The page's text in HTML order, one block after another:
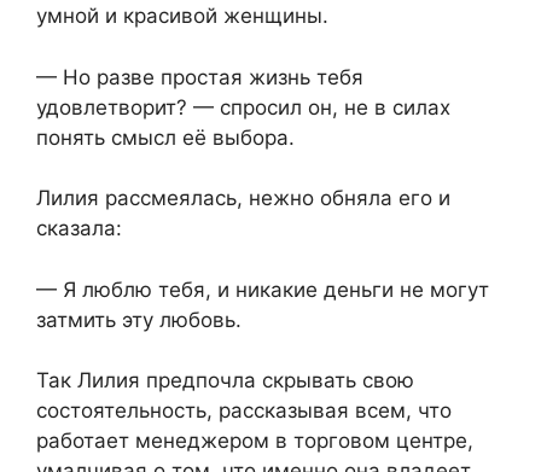
умной и красивой женщины.
— Но разве простая жизнь тебя
удовлетворит? — спросил он, не в силах
понять смысл её выбора.
Лилия рассмеялась, нежно обняла его и
сказала:
— Я люблю тебя, и никакие деньги не могут
затмить эту любовь.
Так Лилия предпочла скрывать свою
состоятельность, рассказывая всем, что
работает менеджером в торговом центре,